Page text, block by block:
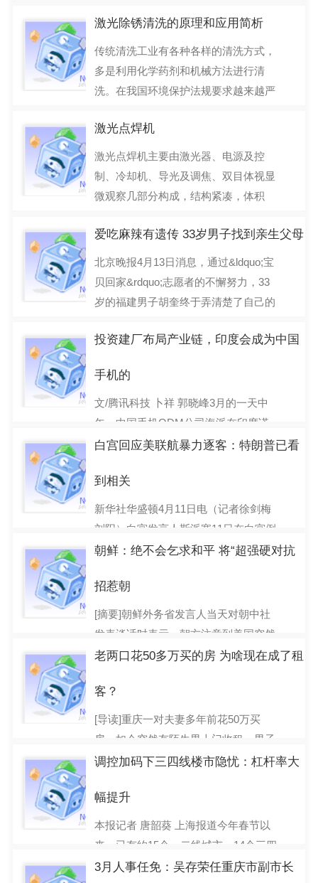
2017-06-10
激光除锈清洗的原理和应用简析
传统清洗工业有各种各样的清洗方式，
多是利用化学药剂和机械方法进行清
洗。在我国环境保护法规要求越来越严
2017-06-02
激光点焊机
激光点焊机主要由激光器、电源及控
制、冷却机、导光及调焦、双目体视显
微观察几部分构成，结构紧凑，体积
2017-05-12
爱吃麻辣有遗传 33岁男子找到亲生父母
北京晚报4月13日消息，通过&ldquo;宝
贝回家&rdquo;志愿者的不懈努力，33
岁的福建男子胡奎终于弄清楚了自己的
2017-04-14
投资建厂布局产业链，印度会成为中国
手机的
文/腾讯科技 卜祥 郭晓峰3月的一天中
午，中国手机ODM公司海派在印度诺
伊达的新建厂区门口，二三十名当地来
2017-04-13
白宫回应美联航暴力逐客：特朗普已看
到相关
新华社华盛顿4月11日电（记者徐剑梅
刘阳）白宫发言人斯派塞11日在白宫例
行吹风会上说，9日发生的美国联合航
2017-04-12
朝鲜：绝不会乞求和平 将“超强硬对抗
招惹朝
[摘要]朝鲜外务省发言人当天对朝中社
发表谈话时表示，朝方注意到美国突然
把航母战斗群驶往朝鲜半岛水域，如果
2017-04-11
老两口花50多万买的房 为啥现在成了租
客？
[导读]重庆一对夫妻多年前花50万买
房，如今突然有陌生男上门收租。男子
称一年前有人将房子卖给他，得知卖房
2017-04-10
调控加码下三四线楼市隐忧：杠杆率大
幅提升
本报记者 唐韶葵 上海报道今年春节以
来，已有约15个一二线城市、14个三四
线城市出台楼市调控措施，热点三四线
3月人事任免：吴存荣任重庆市副市长